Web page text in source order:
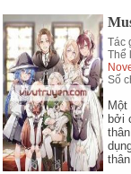
Tác
Thể
Số
bởi